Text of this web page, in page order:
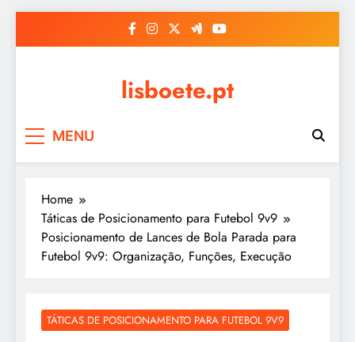
lisboete.pt
MENU
Home
Táticas de Posicionamento para Futebol 9v9
Posicionamento de Lances de Bola Parada para
Futebol 9v9: Organização, Funções, Execução
TÁTICAS DE POSICIONAMENTO PARA FUTEBOL 9V9